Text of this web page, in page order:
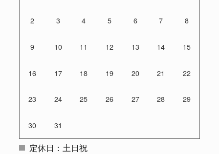
2 3 4 5 6 7 8
9 10 11 12 13 14 15
16 17 18 19 20 21 22
23 24 25 26 27 28 29
30 31
定休日：土日祝